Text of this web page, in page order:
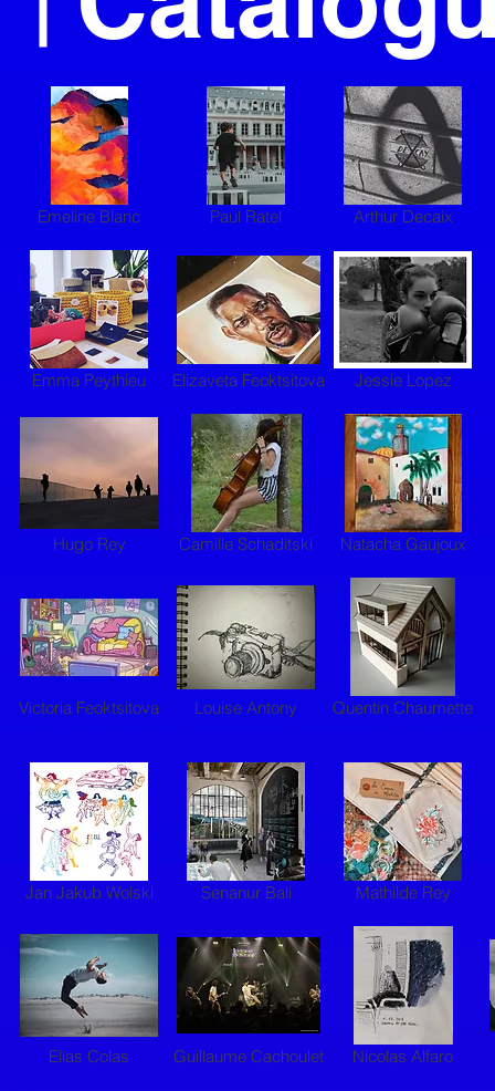
Emeline Blanc Paul Ratel Arthur Decaix
Emma Peythieu Elizaveta Feoktsitova Jessie Lopez
Hugo Rey Camille Schaditski Natacha Gaujoux
Victoria Feoktsitova Louise Antony Quentin Chaumette
Jan Jakub Wolski Senanur Bali Mathilde Rey
Elias Colas Guillaume Cachoulet Nicolas Alfaro